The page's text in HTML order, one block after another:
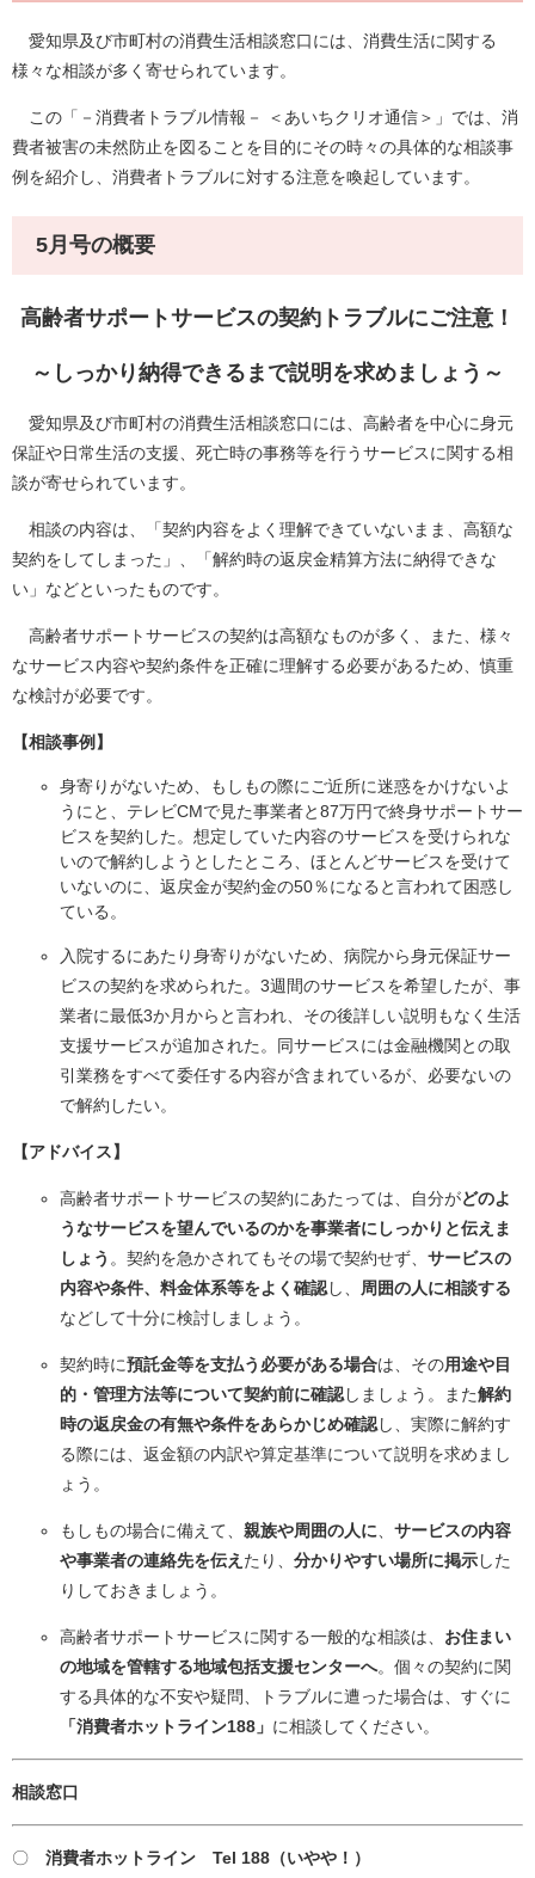
愛知県及び市町村の消費生活相談窓口には、消費生活に関する
様々な相談が多く寄せられています。
この「－消費者トラブル情報－ ＜あいちクリオ通信＞」では、消
費者被害の未然防止を図ることを目的にその時々の具体的な相談事
例を紹介し、消費者トラブルに対する注意を喚起しています。
5月号の概要
高齢者サポートサービスの契約トラブルにご注意！​​​​
～しっかり納得できるまで説明を求めましょう～​​​
愛知県及び市町村の消費生活相談窓口には、高齢者を中心に身元
保証や日常生活の支援、死亡時の事務等を行うサービスに関する相
談が寄せられています。
相談の内容は、「契約内容をよく理解できていないまま、高額な
契約をしてしまった」、「解約時の返戻金精算方法に納得できな
い」などといったものです。
高齢者サポートサービスの契約は高額なものが多く、また、様々
なサービス内容や契約条件を正確に理解する必要があるため、慎重
な検討が必要です。
【相談事例】
身寄りがないため、もしもの際にご近所に迷惑をかけないよ
うにと、テレビCMで見た事業者と87万円で終身サポートサー
ビスを契約した。想定していた内容のサービスを受けられな
いので解約しようとしたところ、ほとんどサービスを受けて
いないのに、返戻金が契約金の50％になると言われて困惑し
ている。
入院するにあたり身寄りがないため、病院から身元保証サー
ビスの契約を求められた。3週間のサービスを希望したが、事
業者に最低3か月からと言われ、その後詳しい説明もなく生活
支援サービスが追加された。同サービスには金融機関との取
引業務をすべて委任する内容が含まれているが、必要ないの
で解約したい。
【アドバイス】
高齢者サポートサービスの契約にあたっては、自分がどのよ
うなサービスを望んでいるのかを事業者にしっかりと伝えま
しょう 。契約を急かされてもその場で契約せず、 サービスの
内容や条件、料金体系等をよく確認し、 周囲の人に相談する
などして十分に検討しましょう。
契約時に預託金等を支払う必要がある場合は、その用途や目
的・管理方法等について契約前に確認しましょう。また解約
時の返戻金の有無や条件をあらかじめ確認し、実際に解約す
る際には、返金額の内訳や算定基準について説明を求めまし
ょう。
もしもの場合に備えて、 親族や周囲の人に
サービスの内容
や事業者の連絡先を伝え たり、 分かりやすい場所に掲示した
りしておきましょう。
高齢者サポートサービスに関する一般的な相談は、 お住まい
の地域を管轄する地域包括支援センターへ。個々の契約に関
する具体的な不安や疑問、トラブルに遭った場合は、すぐに
「消費者ホットライン188」 に相談してください。​
相談窓口
〇 消費者ホットライン Tel 188（いやや！）